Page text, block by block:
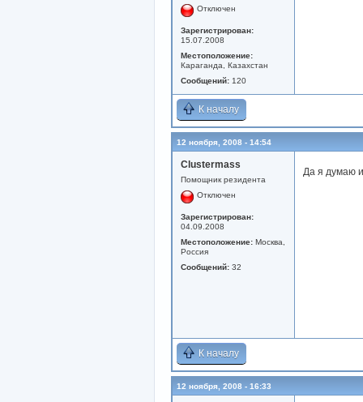
Отключен
Зарегистрирован:
15.07.2008
Местоположение:
Караганда, Казахстан
Сообщений: 120
К началу
12 ноября, 2008 - 14:54
Clustermass
Помощник резидента
Отключен
Зарегистрирован:
04.09.2008
Местоположение: Москва,
Россия
Сообщений: 32
Да я думаю
К началу
12 ноября, 2008 - 16:33